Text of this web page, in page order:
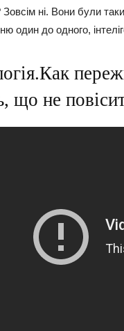
Зовсім ні. Вони були
один до одного,
що не